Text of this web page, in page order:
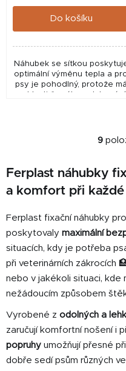
cena:
Do košíku
Náhubek se síťkou
optimální výměnu tepla a
psy je pohodlný, protože má
9
Ferplast náhubky
a komfort při každé
Ferplast fixační náhubky
poskytovaly maximální
situacích, kdy je potřeba
při veterinárních zákrocích
nebo v jakékoli situaci,
nežádoucím způsobem
Vyrobené z odolných a
zaručují komfortní nošení i
popruhy umožňují přesné
dobře sedí psům různých